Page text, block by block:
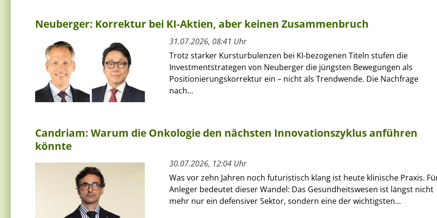
Neuberger: Korrektur bei KI-Aktien, aber keinen Zusammenbruch
31.07.2026, 08:41 Uhr
Trotz starker Kursturbulenzen bei KI-bezogenen Titeln stufen die
Investmentstrategen von Neuberger die jüngsten Bewegungen als
Positionierungskorrektur ein – nicht als Trendwende. Die Nachfrage
nach...
Candriam: Warum die Onkologie den nächsten Innovationszyklus anführen
könnte
30.07.2026, 12:04 Uhr
Was vor zehn Jahren noch futuristisch klang ist heute klinische Praxis.
Anleger bedeutet dieser Wandel: Das Gesundheitswesen ist längst nicht
mehr nur ein defensiver Sektor, sondern eine der wichtigsten...